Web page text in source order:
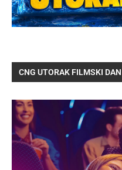
CNG UTORAK FILMSKI DAN